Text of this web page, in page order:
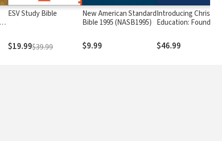
ESV Study Bible
$19.99$39.99
New American Standard
Bible 1995 (NASB1995)
$9.99
Introducing Christian
Education:
Century
$46.99